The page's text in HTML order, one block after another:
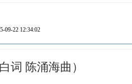
09-22 12:34:02
词 陈涌海曲）